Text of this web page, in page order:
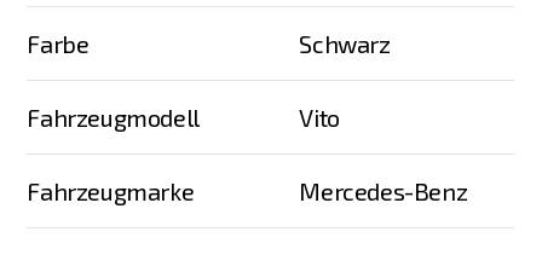
Farbe Schwarz
Fahrzeugmodell Vito
Fahrzeugmarke Mercedes-Benz